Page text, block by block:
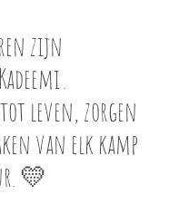
zijn
leven, zorgen
van elk kamp
💛